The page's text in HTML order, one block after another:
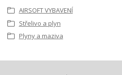
AIRSOFT VYBAVENÍ
Střelivo a plyn
Plyny a maziva